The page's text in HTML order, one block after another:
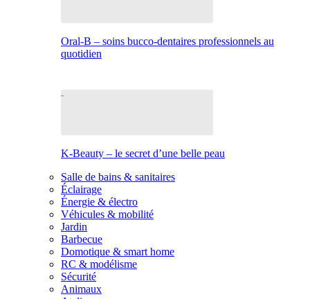
Oral-B – soins bucco-dentaires professionnels au
quotidien
K-Beauty – le secret d’une belle peau
Salle de bains & sanitaires
Éclairage
Énergie & électro
Véhicules & mobilité
Jardin
Barbecue
Domotique & smart home
RC & modélisme
Sécurité
Animaux